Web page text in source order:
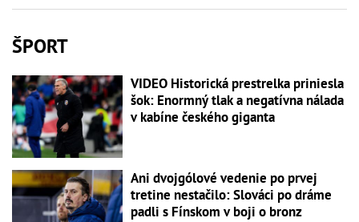
ŠPORT
VIDEO Historická prestrelka priniesla
šok: Enormný tlak a negatívna nálada
v kabíne českého giganta
Ani dvojgólové vedenie po prvej
tretine nestačilo: Slováci po dráme
padli s Fínskom v boji o bronz